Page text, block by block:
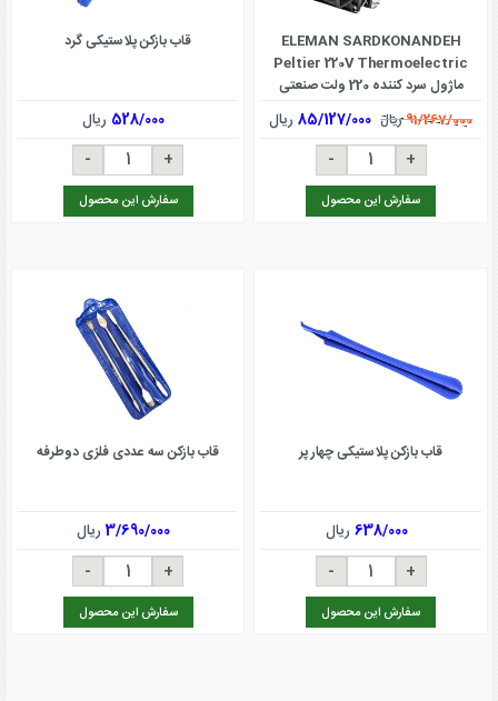
ELEMAN SARDKONANDEH
Peltier 220V Thermoelectric
ماژول سرد کننده 220 ولت صنعتی
ترموالکتریک پلتیر
91/267/000ریال 85/127/000ریال
سفارش این محصول
قاب بازکن پلاستیکی گرد
528/000 ریال
سفارش این محصول
قاب بازکن پلاستیکی چهار پر
638/000 ریال
سفارش این محصول
قاب بازکن سه عددی فلزی دوطرفه
3/690/000ریال
سفارش این محصول